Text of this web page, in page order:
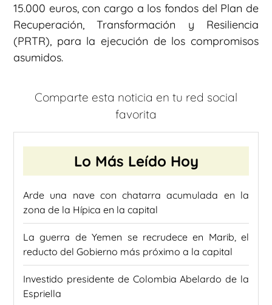
15.000 euros, con cargo a los fondos del Plan de
Recuperación, Transformación y Resiliencia
(PRTR), para la ejecución de los compromisos
asumidos.
Comparte esta noticia en tu red social
favorita
Lo Más Leído Hoy
Arde una nave con chatarra acumulada en la
zona de la Hípica en la capital
La guerra de Yemen se recrudece en Marib, el
reducto del Gobierno más próximo a la capital
Investido presidente de Colombia Abelardo de la
Espriella